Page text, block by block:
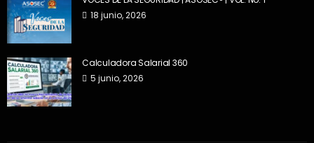
18 junio, 2026
Calculadora Salarial 360
5 junio, 2026